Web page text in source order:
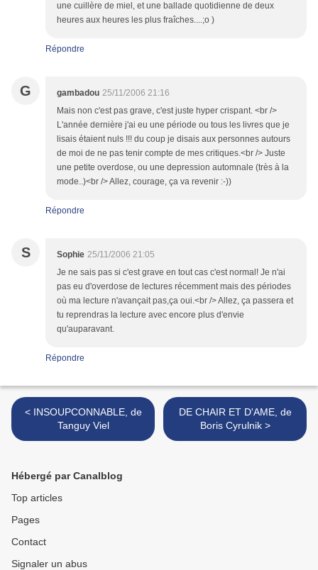
une cuillère de miel, et une ballade quotidienne de deux
heures aux heures les plus fraîches....;o )
Répondre
G gambadou 25/11/2006 21:16
Mais non c'est pas grave, c'est juste hyper crispant. <br />
L'année dernière j'ai eu une période ou tous les livres que je
lisais étaient nuls !!! du coup je disais aux personnes autours
de moi de ne pas tenir compte de mes critiques.<br /> Juste
une petite overdose, ou une depression automnale (très à la
mode..)<br /> Allez, courage, ça va revenir :-))
Répondre
S Sophie 25/11/2006 21:05
Je ne sais pas si c'est grave en tout cas c'est normal! Je n'ai
pas eu d'overdose de lectures récemment mais des périodes
où ma lecture n'avançait pas,ça oui.<br /> Allez, ça passera et
tu reprendras la lecture avec encore plus d'envie
qu'auparavant.
Répondre
< INSOUPCONNABLE, de
Tanguy Viel
DE CHAIR ET D'AME, de
Boris Cyrulnik >
Hébergé par Canalblog
Top articles
Pages
Contact
Signaler un abus